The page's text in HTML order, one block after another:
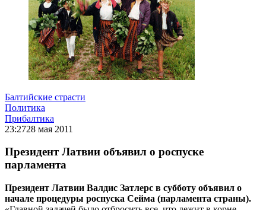
Балтийские страсти
Политика
Прибалтика
23:2728 мая 2011
Президент Латвии объявил о роспуске
парламента
Президент Латвии Валдис Затлерс в субботу объявил о
начале процедуры роспуска Сейма (парламента страны).